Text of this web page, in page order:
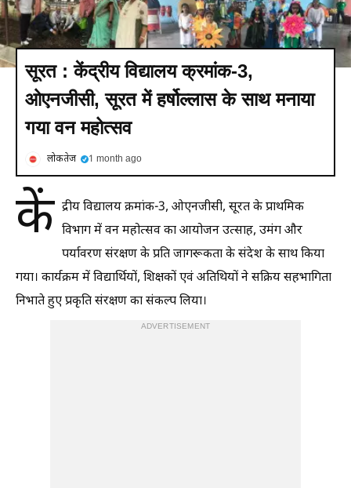
सूरत : केंद्रीय विद्यालय क्रमांक-3,
ओएनजीसी, सूरत में हर्षोल्लास के साथ मनाया
गया वन महोत्सव
लोकतेज 1 month ago
कें द्रीय विद्यालय क्रमांक-3, ओएनजीसी, सूरत के प्राथमिक
विभाग में वन महोत्सव का आयोजन उत्साह, उमंग और
पर्यावरण संरक्षण के प्रति जागरूकता के संदेश के साथ किया
गया। कार्यक्रम में विद्यार्थियों, शिक्षकों एवं अतिथियों ने सक्रिय सहभागिता
निभाते हुए प्रकृति संरक्षण का संकल्प लिया।
ADVERTISEMENT